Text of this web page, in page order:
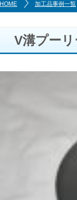
HOME 加工品事例一覧
V溝プー